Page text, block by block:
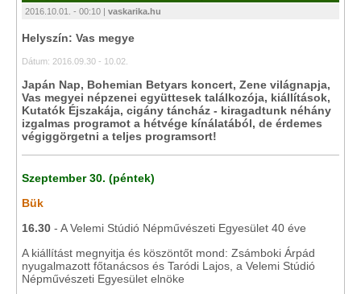
2016.10.01. - 00:10 | vaskarika.hu
Helyszín: Vas megye
Dátum: 2016.09.30 - 10.02.
Japán Nap, Bohemian Betyars koncert, Zene világnapja,
Vas megyei népzenei együttesek találkozója, kiállítások,
Kutatók Éjszakája, cigány táncház - kiragadtunk néhány
izgalmas programot a hétvége kínálatából, de érdemes
végiggörgetni a teljes programsort!
Szeptember 30. (péntek)
Bük
16.30 - A Velemi Stúdió Népművészeti Egyesület 40 éve
A kiállítást megnyitja és köszöntőt mond: Zsámboki Árpád
nyugalmazott főtanácsos és Taródi Lajos, a Velemi Stúdió
Népművészeti Egyesület elnöke